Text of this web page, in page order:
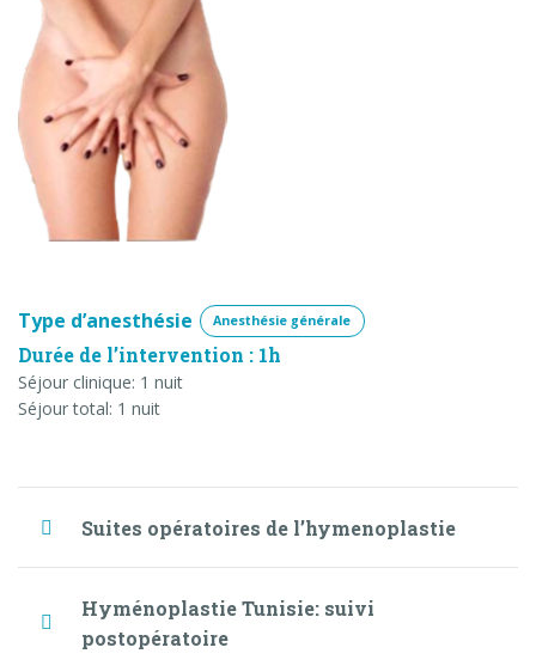
Type d’anesthésie Anesthésie générale
Durée de l’intervention : 1h
Séjour clinique: 1 nuit
Séjour total: 1 nuit
Suites opératoires de l’hymenoplastie
Hyménoplastie Tunisie: suivi
postopératoire